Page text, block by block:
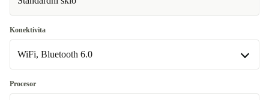
stříbro
Konektivita
WiFi, Bluetooth 6.0
WiFi, Bluetooth 6.0
Procesor